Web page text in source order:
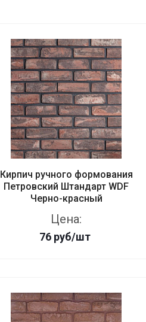
Кирпич ручного формования
Петровский Штандарт WDF
Черно-красный
Цена:
76 руб/шт